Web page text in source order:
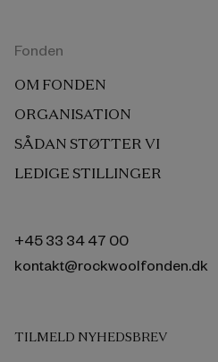
Fonden
OM FONDEN
ORGANISATION
SÅDAN STØTTER VI
LEDIGE STILLINGER
+45 33 34 47 00
kontakt@rockwoolfonden.dk
TILMELD NYHEDSBREV